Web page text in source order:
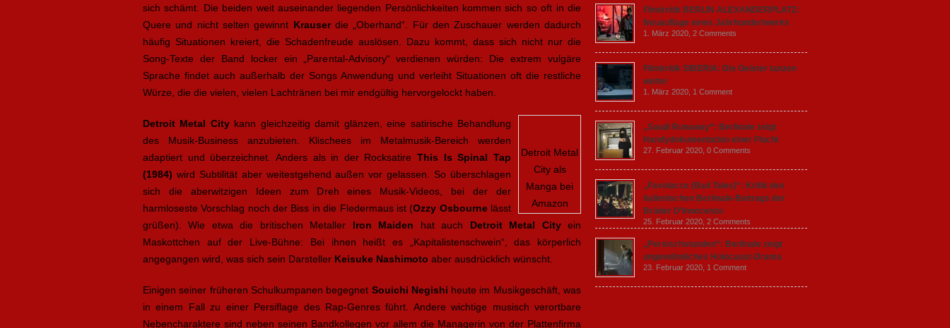
sich schämt. Die beiden weit auseinander liegenden Persönlichkeiten kommen sich so oft in die
Quere und nicht selten gewinnt Krauserdie „Oberhand“. Für den Zuschauer werden dadurch
häufig Situationen kreiert, die Schadenfreude auslösen. Dazu kommt, dass sich nicht nur die
Song-Texte der Band locker ein „Parental-Advisory“ verdienen würden: Die extrem vulgäre
Sprache findet auch außerhalb der Songs Anwendung und verleiht Situationen oft die restliche
Würze, die die vielen, vielen Lachtränen bei mir endgültig hervorgelockt haben.
Detroit Metal
City als
Manga bei
Amazon
Detroit Metal Citykann gleichzeitig damit glänzen, eine satirische Behandlung
des Musik-Business anzubieten. Klischees im Metalmusik-Bereich werden
adaptiert und überzeichnet. Anders als in der Rocksatire This Is Spinal Tap
(1984) wird Subtilität aber weitestgehend außen vor gelassen. So überschlagen
sich die aberwitzigen Ideen zum Dreh eines Musik-Videos, bei der der
harmloseste Vorschlag noch der Biss in die Fledermaus ist (Ozzy Osbournelässt
grüßen). Wie etwa die britischen Metaller Iron Maiden hat auch Detroit Metal Cityein
Maskottchen auf der Live-Bühne: Bei ihnen heißt es „Kapitalistenschwein“, das körperlich
angegangen wird, was sich sein Darsteller Keisuke Nashimoto aber ausdrücklich wünscht.
Einigen seiner früheren Schulkumpanen begegnet Souichi Negishi heute im Musikgeschäft, was
in einem Fall zu einer Persiflage des Rap-Genres führt. Andere wichtige musisch verortbare
Nebencharaktere sind neben seinen Bandkollegen vor allem die Managerin von der Plattenfirma
Filmkritik BERLIN ALEXANDERPLATZ:
Neuauflage eines Jahrhundertwerks
1. März 2020, 2 Comments
Filmkritik SIBERIA: Die Geister tanzen
weiter
1. März 2020, 1 Comment
„Saudi Runaway“: Berlinale zeigt
Handydokumentation einer Flucht
27. Februar 2020, 0 Comments
„Favolacce (Bad Tales)“: Kritik des
italienischen Berlinale-Beitrags der
Brüder D’Innocenzo
25. Februar 2020, 2 Comments
„Persischstunden“: Berlinale zeigt
ungewöhnliches Holocaust-Drama
23. Februar 2020, 1 Comment